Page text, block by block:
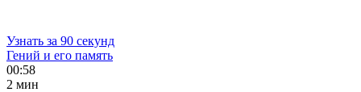
Узнать за 90 секунд
Гений и его память
00:58
2 мин